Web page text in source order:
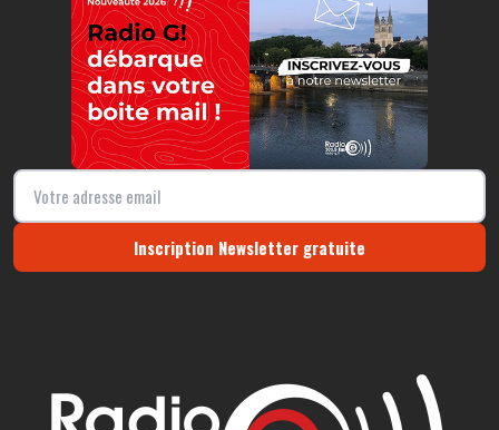
Inscription Newsletter gratuite